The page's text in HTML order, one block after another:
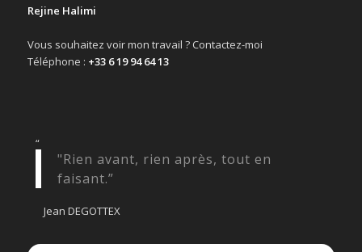
Rejine Halimi
Vous souhaitez voir mon travail ? Contactez-moi
Téléphone : +33 6 19 94 64 13
“
"Rien avant, rien après, tout en
faisant.”
Jean DEGOTTEX